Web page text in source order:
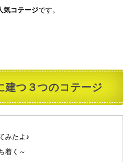
気コテージです。
建つ３つのコテージ
みたよ♪
着く～